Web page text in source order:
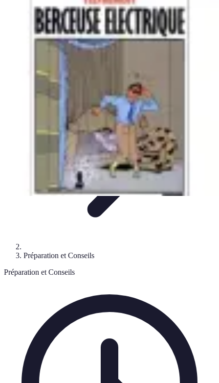
Aventure Sportive
ÉquipementTendancesActivités SportivesParapentePréparation et
Aventure Sportive
Préparation et Conseils
Préparation et Conseils